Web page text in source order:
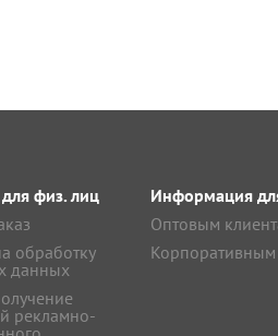
физ. лиц
обработку
данных
рекламно-
Информация
Оптовым
Корпоративным